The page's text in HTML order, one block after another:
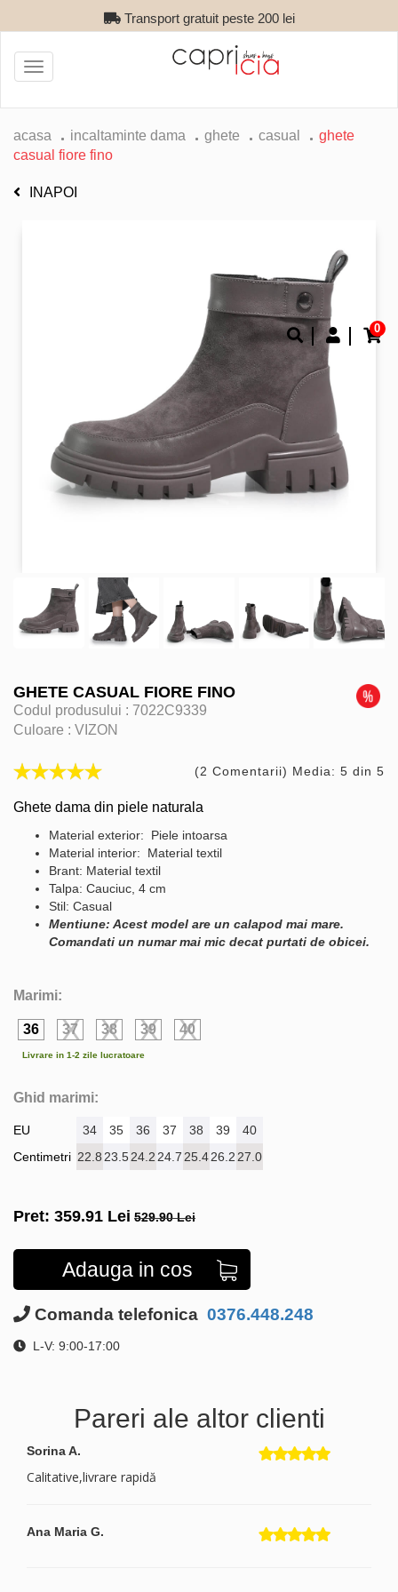
Transport gratuit peste 200 lei
0
Toggle
navigation
acasa incaltaminte dama ghete casual
ghete
casual fiore fino
INAPOI
GHETE CASUAL FIORE FINO
Codul produsului : 7022C9339
Culoare : VIZON
(2 Comentarii) Media: 5 din 5
Ghete dama din piele naturala
Material exterior: Piele intoarsa
Material interior: Material textil
Brant: Material textil
Talpa: Cauciuc, 4 cm
Stil: Casual
Mentiune: Acest model are un calapod mai mare.
Comandati un numar mai mic decat purtati de obicei.
Marimi:
36 37 38 39 40
Livrare in 1-2 zile lucratoare
Ghid marimi:
EU
Centimetri
34 35 36 37 38 39
40
22.8 23.524.2 24.7 25.426.2 27.0
Pret: 359.91 Lei 529.90 Lei
Adauga in cos
Comanda telefonica 0376.448.248
L-V: 9:00-17:00
Pareri ale altor clienti
Sorina A.
Calitative,livrare rapidă
Ana Maria G.